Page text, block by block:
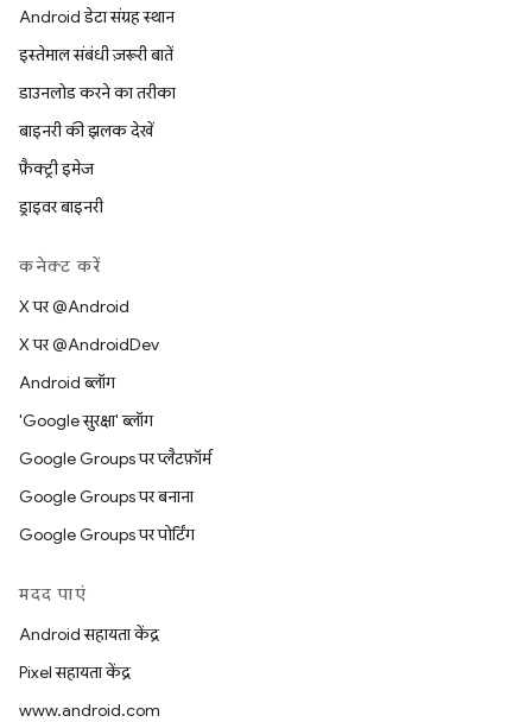
Android डेटा संग्रह स्थान
इस्तेमाल संबंधी ज़रूरी बातें
डाउनलोड करने का तरीका
बाइनरी की झलक देखें
फ़ैक्ट्री इमेज
ड्राइवर बाइनरी
कनेक्ट करें
X पर @Android
X पर @AndroidDev
Android ब्लॉग
'Google सुरक्षा' ब्लॉग
Google Groups पर प्लैटफ़ॉर्म
Google Groups पर बनाना
Google Groups पर पोर्टिंग
मदद पाएं
Android सहायता केंद्र
Pixel सहायता केंद्र
www.android.com